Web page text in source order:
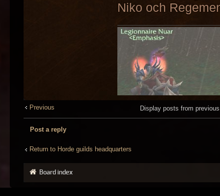
Niko och
Previous Display posts from
Post a reply
Return to Horde guilds headquarters
Board index